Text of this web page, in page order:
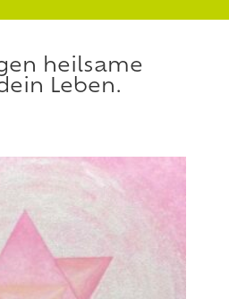
heilsame
Leben.